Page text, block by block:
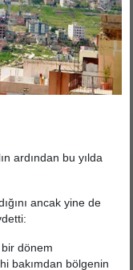
ardından bu yılda
ancak yine de
bir dönem
bakımdan bölgenin